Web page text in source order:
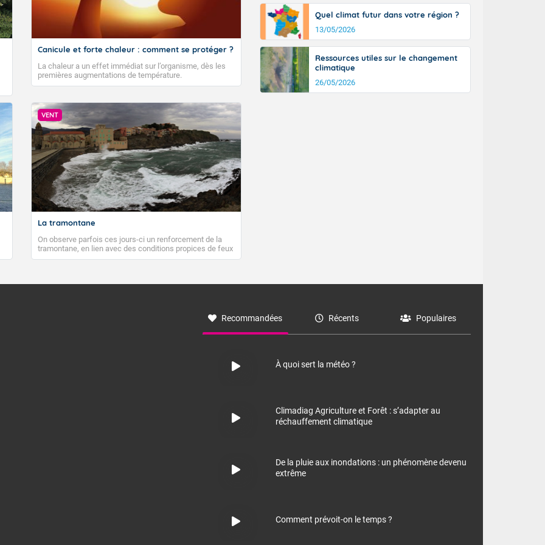
Canicule et forte chaleur : comment se protéger ?
La chaleur a un effet immédiat sur l’organisme, dès les
premières augmentations de température.
VENT
La tramontane
On observe parfois ces jours-ci un renforcement de la
tramontane, en lien avec des conditions propices de feux
de forêt. Mais qu'est-ce que la tramontane ? Quelles sont
à nord-ouest, dans un secteur qui part du Roussillon à la
monts, en allusion aux régions montagneuses d’où
Quel climat futur dans votre région ?
13/05/2026
Ressources utiles sur le changement
climatique
26/05/2026
Recommandées Récents Populaires
À quoi sert la météo ?
Climadiag Agriculture et Forêt : s’adapter au
réchauffement climatique
De la pluie aux inondations : un phénomène devenu
extrême
Comment prévoit-on le temps ?